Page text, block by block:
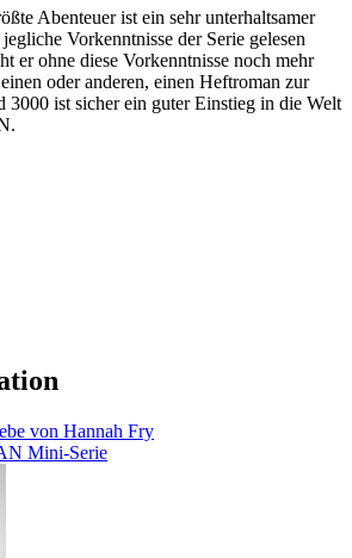
Abenteuer ist ein sehr unterhaltsamer
Vorkenntnisse der Serie gelesen
er ohne diese Vorkenntnisse noch mehr
oder anderen, einen Heftroman zur
3000 ist sicher ein guter Einstieg in die Welt
von Hannah Fry
Mini-Serie